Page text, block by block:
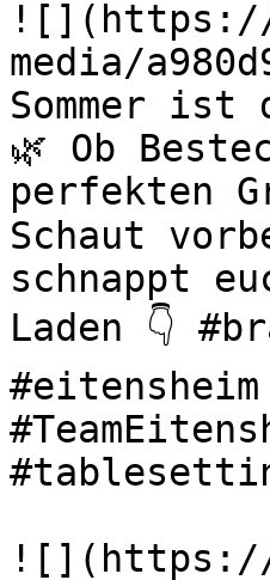
![](https://
media/
Sommer
🌿 Ob
perfekten
Schaut
schnappt
Laden 👇
![](https://